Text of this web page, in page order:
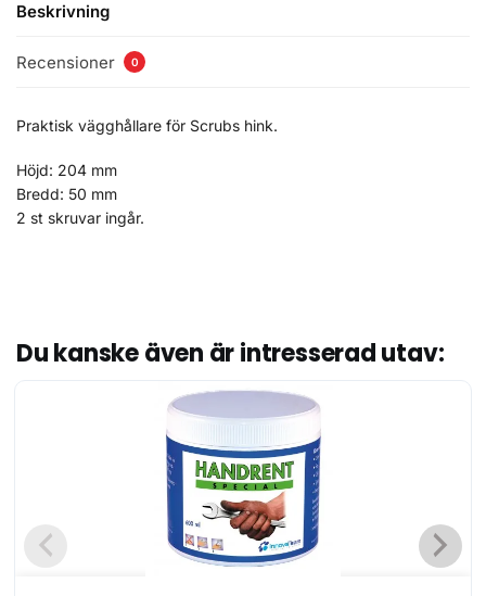
Beskrivning
Recensioner 0
Praktisk vägghållare för Scrubs hink.
Höjd: 204 mm
Bredd: 50 mm
2 st skruvar ingår.
Du kanske även är intresserad utav: